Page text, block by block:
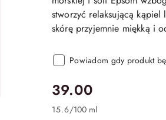
stworzyć relaksującą
skórę przyjemnie miękką i
Powiadom gdy produkt
cena:
39.00
15.6/100 ml